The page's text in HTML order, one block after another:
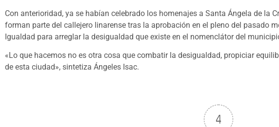
Con anterioridad, ya se habían celebrado los homenajes a Santa Ángela de la
forman parte del callejero linarense tras la aprobación en el pleno del pasado
Igualdad para arreglar la desigualdad que existe en el nomenclátor del
«Lo que hacemos no es otra cosa que combatir la desigualdad, propiciar
de esta ciudad», sintetiza Ángeles Isac.
4